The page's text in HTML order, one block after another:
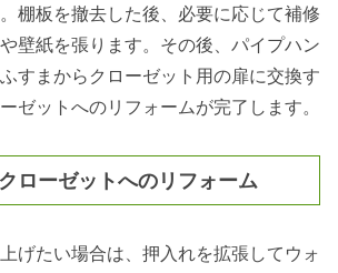
棚板を撤去した後、必要に応じて補修
壁紙を張ります。その後、パイプハン
すまからクローゼット用の扉に交換す
ゼットへのリフォームが完了します。
ローゼットへのリフォーム
げたい場合は、押入れを拡張してウォ